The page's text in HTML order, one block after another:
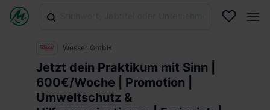
Wesser GmbH
Jetzt dein Praktikum mit Sinn |
600€/Woche | Promotion |
Umweltschutz &